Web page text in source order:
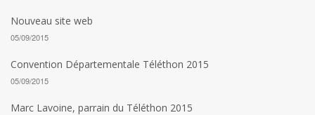
Nouveau site web
05/09/2015
Convention Départementale Téléthon 2015
05/09/2015
Marc Lavoine, parrain du Téléthon 2015